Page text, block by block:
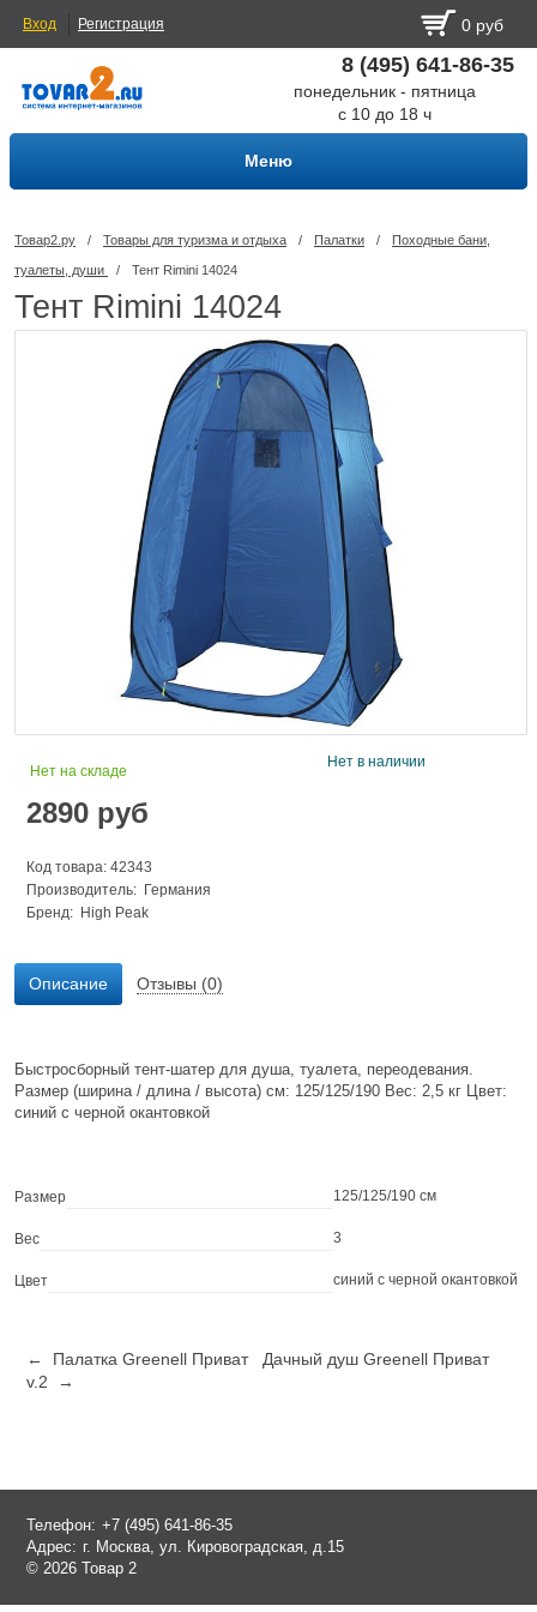
Вход Регистрация 0 руб
8 (495) 641-86-35
понедельник - пятница
с 10 до 18 ч
Меню
Товар2.ру / Товары для туризма и отдыха / Палатки / Походные бани,
туалеты, души / Тент Rimini 14024
Тент Rimini 14024
Нет на складе
2890 руб
Код товара: 42343
Производитель: Германия
Бренд: High Peak
Нет в наличии
Описание Отзывы (0)
Быстросборный тент-шатер для душа, туалета, переодевания.
Размер (ширина / длина / высота) см: 125/125/190 Вес: 2,5 кг Цвет:
синий с черной окантовкой
Размер 125/125/190 см
Вес 3
Цвет синий с черной окантовкой
← Палатка Greenell Приват
Дачный душ Greenell Приват
v.2 →
Телефон: +7 (495) 641-86-35
Адрес: г. Москва, ул. Кировоградская, д.15
© 2026 Товар 2